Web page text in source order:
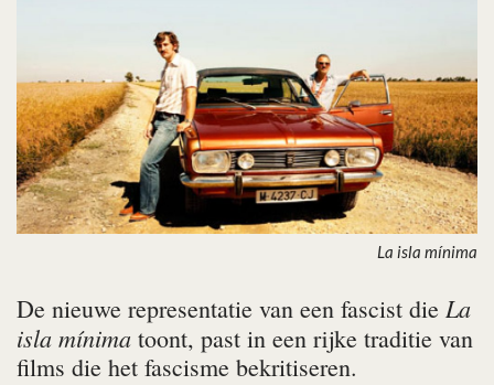
La isla mínima
De nieuwe representatie van een fascist die La
isla mínima toont, past in een rijke traditie van
films die het fascisme bekritiseren.